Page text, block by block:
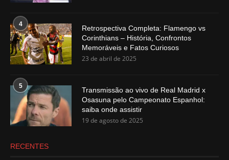
4
Retrospectiva Completa: Flamengo vs
Corinthians – História, Confrontos
Memoráveis e Fatos Curiosos
23 de abril de 2025
5
Transmissão ao vivo de Real Madrid x
Osasuna pelo Campeonato Espanhol:
saiba onde assistir
19 de agosto de 2025
RECENTES